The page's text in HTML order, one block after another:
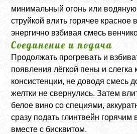
минимальный огонь или
струйкой влить горячее красное
энергично взбивая смесь
Соединение и подача
Продолжать прогревать и
появления лёгкой пены и слегка
консистенции, не доводя смесь
желтки не свернулись. Затем
белое вино со специями,
сразу подать глинтвейн горячим
вместе с бисквитом.